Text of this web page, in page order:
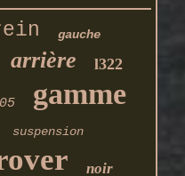
gauche
arrière l322
gamme
suspension
noir